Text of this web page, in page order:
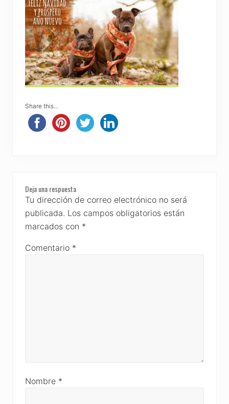
Share this...
Reader
Interactions
Deja una respuesta
Tu dirección de correo electrónico no será
publicada. Los campos obligatorios están
marcados con *
Comentario *
Nombre *